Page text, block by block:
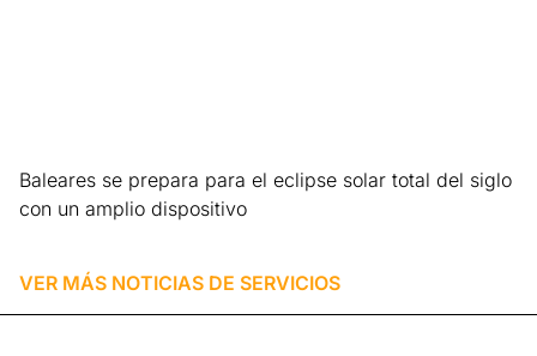
Baleares se prepara para el eclipse solar total del siglo
con un amplio dispositivo
VER MÁS NOTICIAS DE SERVICIOS